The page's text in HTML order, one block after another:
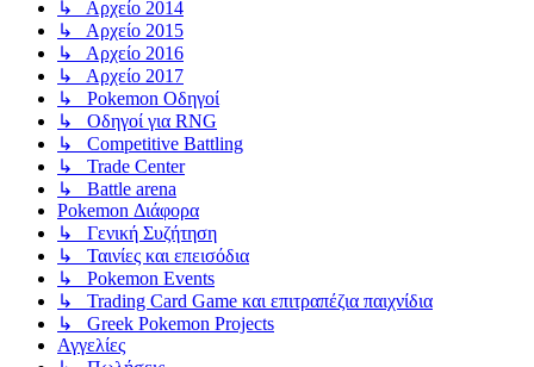
↳ Αρχείο 2014
↳ Αρχείο 2015
↳ Αρχείο 2016
↳ Αρχείο 2017
↳ Pokemon Οδηγοί
↳ Οδηγοί για RNG
↳ Competitive Battling
↳ Trade Center
↳ Battle arena
Pokemon Διάφορα
↳ Γενική Συζήτηση
↳ Ταινίες και επεισόδια
↳ Pokemon Events
↳ Trading Card Game και επιτραπέζια παιχνίδια
↳ Greek Pokemon Projects
Αγγελίες